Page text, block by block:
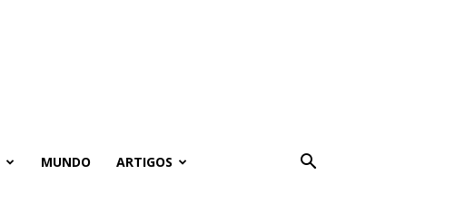
MUNDO ARTIGOS